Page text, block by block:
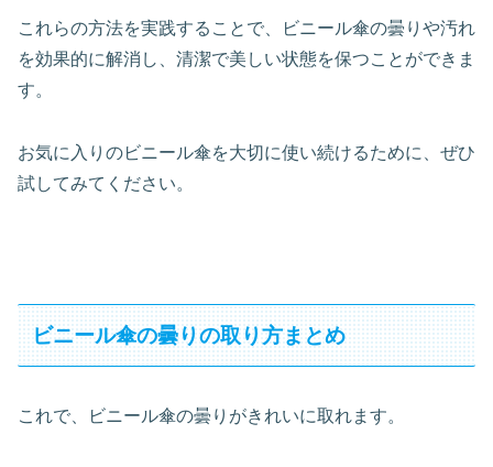
これらの方法を実践することで、ビニール傘の曇りや汚れ
を効果的に解消し、清潔で美しい状態を保つことができま
す。
お気に入りのビニール傘を大切に使い続けるために、ぜひ
試してみてください。
ビニール傘の曇りの取り方まとめ
これで、ビニール傘の曇りがきれいに取れます。